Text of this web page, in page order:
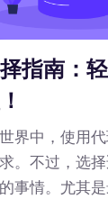
指南：
界中，使用
。不过，选
事情。尤其